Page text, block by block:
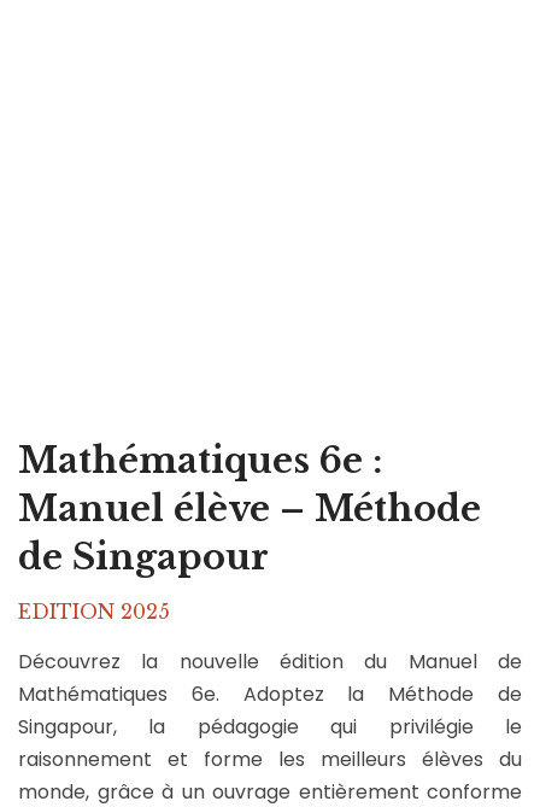
Mathématiques 6e :
Manuel élève – Méthode
de Singapour
EDITION 2025
Découvrez la nouvelle édition du Manuel de
Mathématiques 6e. Adoptez la Méthode de
Singapour, la pédagogie qui privilégie le
raisonnement et forme les meilleurs élèves du
monde, grâce à un ouvrage entièrement conforme